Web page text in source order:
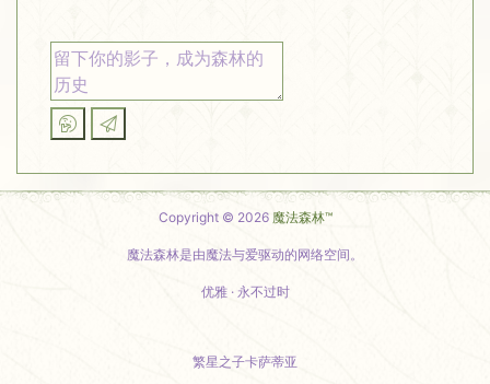
Copyright © 2026 魔法森林™
魔法森林是由魔法与爱驱动的网络空间。
优雅 · 永不过时
繁星之子卡萨蒂亚